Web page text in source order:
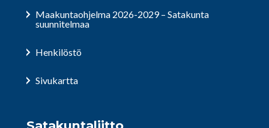
Maakuntaohjelma 2026-2029 – Satakunta
suunnitelmaa
Henkilöstö
Sivukartta